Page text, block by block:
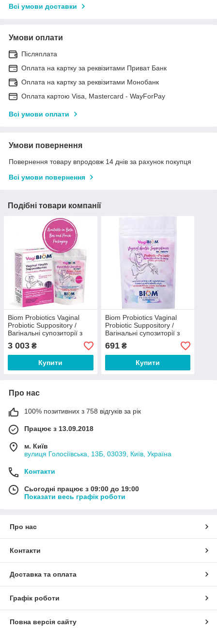
Всі умови доставки
Умови оплати
Післяплата
Оплата на картку за реквізитами Приват Банк
Оплата на картку за реквізитами Монобанк
Оплата картою Visa, Mastercard - WayForPay
Всі умови оплати
Умови повернення
Повернення товару впродовж 14 днів за рахунок покупця
Всі умови повернення
Подібні товари компанії
Biom Probiotics Vaginal
Probiotic Suppository /
Вагінальні супозиторії з
пробіотиками 30 шт.
3 003 ₴
Купити
Biom Probiotics Vaginal
Probiotic Suppository /
Вагінальні супозиторії з
пробіотиками 5 шт.
691₴
Купити
Про нас
100% позитивних з 758 відгуків за рік
Працює з 13.09.2018
м. Київ
вулиця Голосіївська, 13Б, 03039, Київ, Україна
Контакти
Сьогодні працює з 09:00 до 19:00
Показати весь графік роботи
Про нас
Контакти
Доставка та оплата
Графік роботи
Повна версія сайту